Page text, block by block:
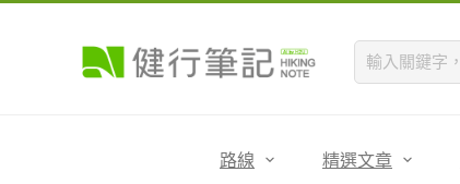
路線 精選文章